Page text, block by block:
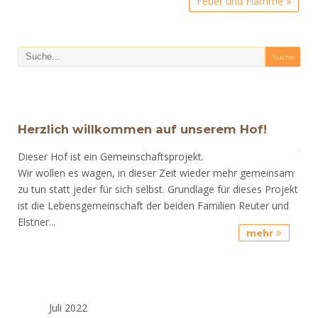
Herzlich willkommen auf unserem Hof!
Dieser Hof ist ein Gemeinschaftsprojekt.
Wir wollen es wagen, in dieser Zeit wieder mehr gemeinsam
zu tun statt jeder für sich selbst. Grundlage für dieses Projekt
ist die Lebensgemeinschaft der beiden Familien Reuter und
Elstner...
mehr
Juli 2022